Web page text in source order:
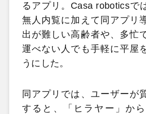
るアプリ。Casa roboticsで
無人内覧に加えて同アプリ
出が難しい高齢者や、多忙
運べない人でも手軽に平屋
うにした。
同アプリでは、ユーザーが
すると、「ヒラヤー」か